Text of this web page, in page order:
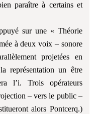
paraître à certains et
sur une « Théorie
à deux voix – sonore
projetées en
représentation un être
l’i. Trois opérateurs
– vers le public –
alors Pontcerq.)